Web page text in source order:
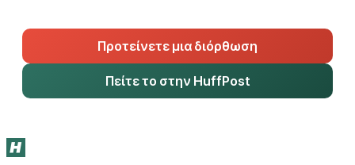
Προτείνετε μια διόρθωση
Πείτε το στην HuffPost